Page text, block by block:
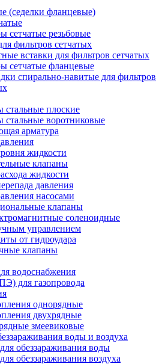
(седелки фланцевые)
сетчатые резьбовые
фильтров сетчатых
вставки для фильтров сетчатых
сетчатые фланцевые
спирально-навитые для фильтров
стальные плоские
стальные воротниковые
арматура
жидкости
клапаны
жидкости
давления
насосами
клапаны
соленоидные
управлением
от гидроудара
клапаны
водоснабжения
для газопровода
однорядные
двухрядные
змеевиковые
воды и воздуха
обеззараживания воды
обеззараживания воздуха